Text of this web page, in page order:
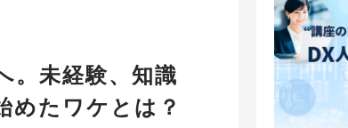
。未経験、知識
めたワケとは？